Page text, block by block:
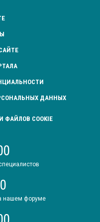
ДАННЫХ
COOKIE
нашем форуме